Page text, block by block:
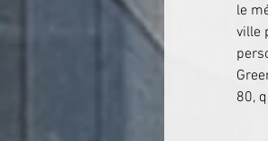
le
ville
80,